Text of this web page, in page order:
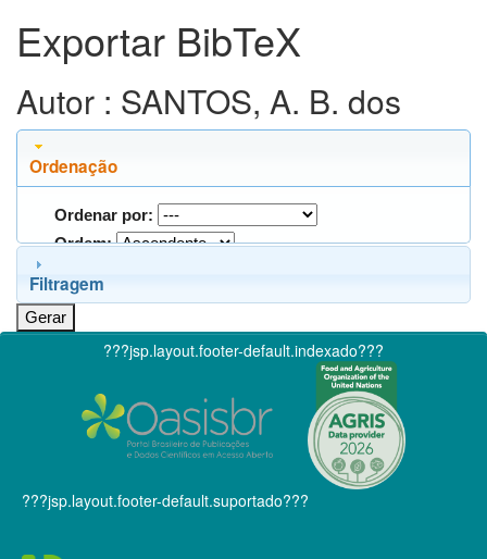
Exportar BibTeX
Autor : SANTOS, A. B. dos
Ordenação
Ordenar por:
Ordem:
Filtragem
???jsp.layout.footer-default.indexado???
???jsp.layout.footer-default.suportado???